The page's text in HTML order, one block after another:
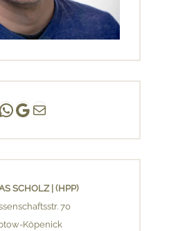
Andreas Scholz | (HPP)
Praxis Adlershof
E-Mail an mich ...
SCHOLZ | (HPP)
70
Köpenick